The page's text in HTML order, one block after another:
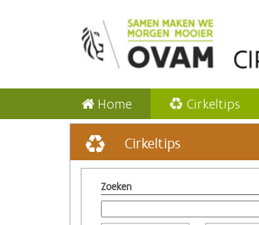
Home Cirkeltips
Cirkeltips
Zoeken